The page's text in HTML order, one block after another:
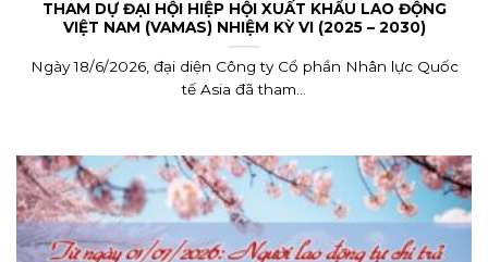
THAM DỰ ĐẠI HỘI HIỆP HỘI XUẤT KHẨU LAO ĐỘNG
VIỆT NAM (VAMAS) NHIỆM KỲ VI (2025 – 2030)
Ngày 18/6/2026, đại diện Công ty Cổ phần Nhân lực Quốc
tế Asia đã tham...